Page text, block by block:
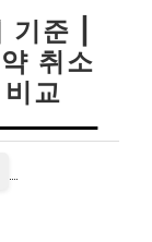
준 |
취소
교